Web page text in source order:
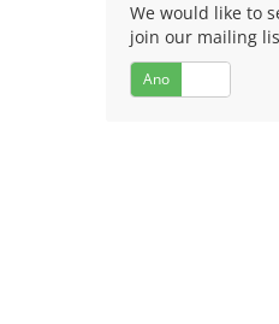
We would like to
join our mailing
Ano